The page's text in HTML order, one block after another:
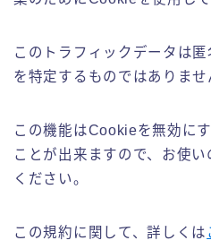
このトラフィックデータは
を特定するものではありませ
この機能はCookieを無効に
ことが出来ますので、お使
ください。
この規約に関して、詳しくは